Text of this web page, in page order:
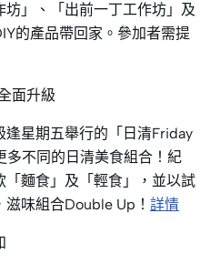
」、「出前一丁工作坊」及
的產品帶回家。參加者需提
面升級
星期五舉行的「日清Friday
多不同的日清美食組合！紀
麵食」及「輕食」，並以試
味組合Double Up！ 詳情